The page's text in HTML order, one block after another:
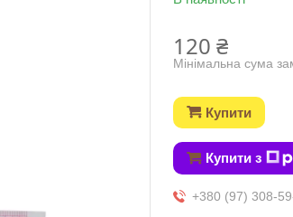
120 ₴
Мінімальна сума
Купити
Купити з
+380 (97) 308-